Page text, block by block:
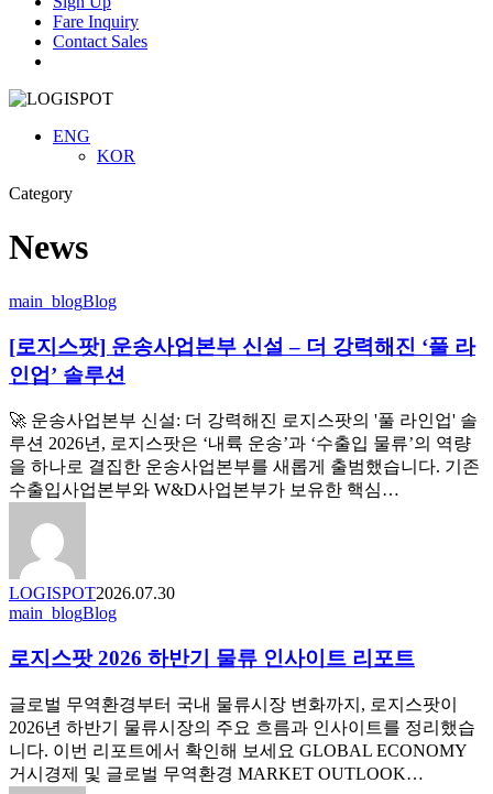
Fare Inquiry
Contact Sales
ENG
KOR
Category
News
[로
스
팟]
송
사
업
본
–
더
강
해
‘풀
라
인
업’
main_blogBlog
[로지스팟] 운송사업본부 신설 – 더 강력해진 ‘풀 라
인업’ 솔루션
🚀 운송사업본부 신설: 더 강력해진 로지스팟의 '풀 라인업' 솔
루션 2026년, 로지스팟은 ‘내륙 운송’과 ‘수출입 물류’의 역량
을 하나로 결집한 운송사업본부를 새롭게 출범했습니다. 기존
수출입사업본부와 W&D사업본부가 보유한 핵심…
LOGISPOT2026.07.30
로
스
2026
하
반
기
main_blogBlog
로지스팟 2026 하반기 물류 인사이트 리포트
글로벌 무역환경부터 국내 물류시장 변화까지, 로지스팟이
2026년 하반기 물류시장의 주요 흐름과 인사이트를 정리했습
니다. 이번 리포트에서 확인해 보세요 GLOBAL ECONOMY
거시경제 및 글로벌 무역환경 MARKET OUTLOOK…